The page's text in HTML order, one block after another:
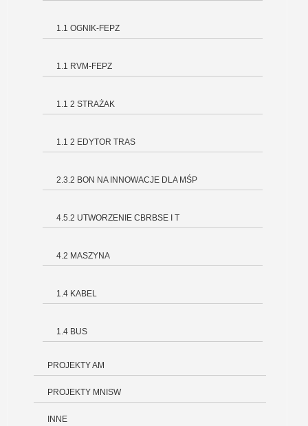
1.1 OGNIK-FEPZ
1.1 RVM-FEPZ
1.1 2 STRAŻAK
1.1 2 EDYTOR TRAS
2.3.2 BON NA INNOWACJE DLA MŚP
4.5.2 UTWORZENIE CBRBSE I T
4.2 MASZYNA
1.4 KABEL
1.4 BUS
PROJEKTY AM
PROJEKTY MNISW
INNE